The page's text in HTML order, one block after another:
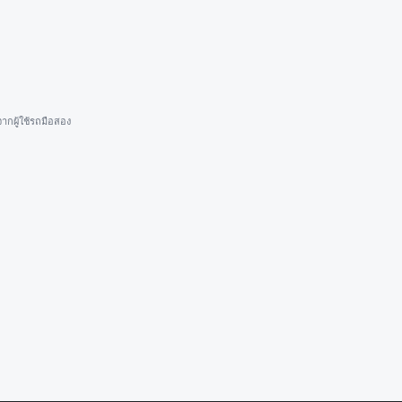
กผู้ใช้รถมือสอง